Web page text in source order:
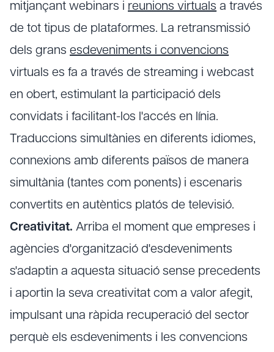
mitjançant webinars i reunions virtuals a través
de tot tipus de plataformes. La retransmissió
dels grans esdeveniments i convencions
virtuals es fa a través de streaming i webcast
en obert, estimulant la participació dels
convidats i facilitant-los l'accés en línia.
Traduccions simultànies en diferents idiomes,
connexions amb diferents països de manera
simultània (tantes com ponents) i escenaris
convertits en autèntics platós de televisió.
Creativitat. Arriba el moment que empreses i
agències d'organització d'esdeveniments
s'adaptin a aquesta situació sense precedents
i aportin la seva creativitat com a valor afegit,
impulsant una ràpida recuperació del sector
perquè els esdeveniments i les convencions